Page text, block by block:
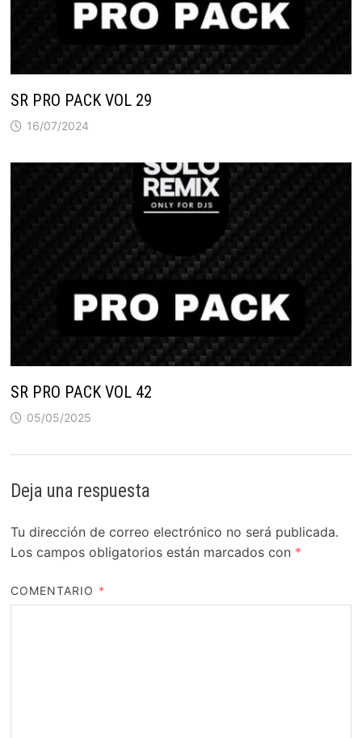
SR PRO PACK VOL 29
16/07/2024
SR PRO PACK VOL 42
05/05/2025
Deja una respuesta
Tu dirección de correo electrónico no será publicada.
Los campos obligatorios están marcados con *
COMENTARIO *